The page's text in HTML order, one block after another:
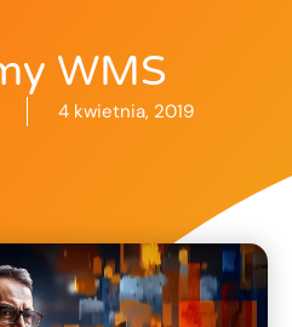
WMS
4 kwietnia, 2019